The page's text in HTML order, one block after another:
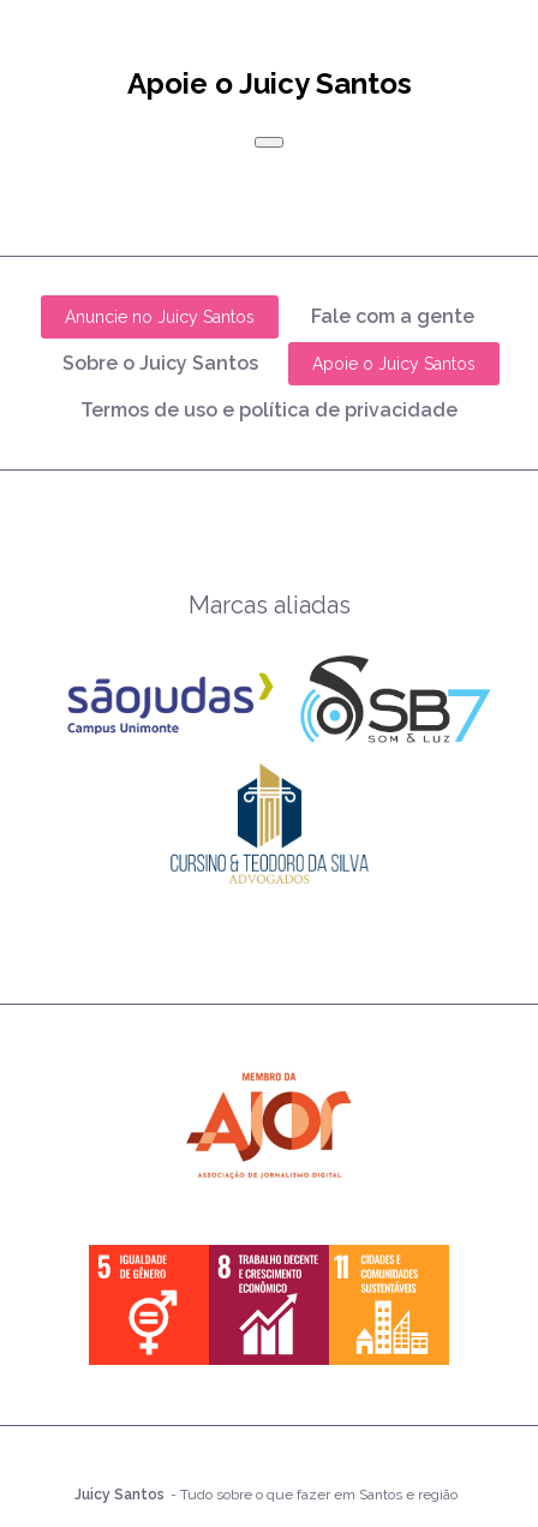
Apoie o Juicy Santos
Anuncie no Juicy Santos Fale com a gente
Sobre o Juicy Santos Apoie o Juicy Santos
Termos de uso e política de privacidade
Marcas aliadas
Juicy Santos - Tudo sobre o que fazer em Santos e região